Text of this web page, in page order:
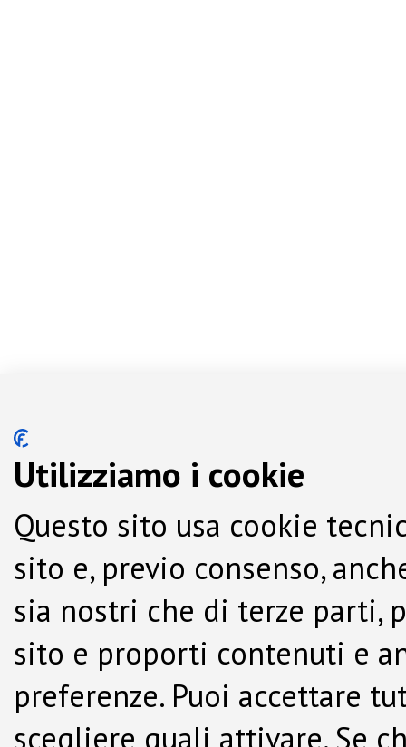
Utilizziamo i cookie
Questo sito usa cookie
sito e, previo consenso,
sia nostri che di terze parti,
sito e proporti contenuti e
preferenze. Puoi accettare
scegliere quali attivare. Se